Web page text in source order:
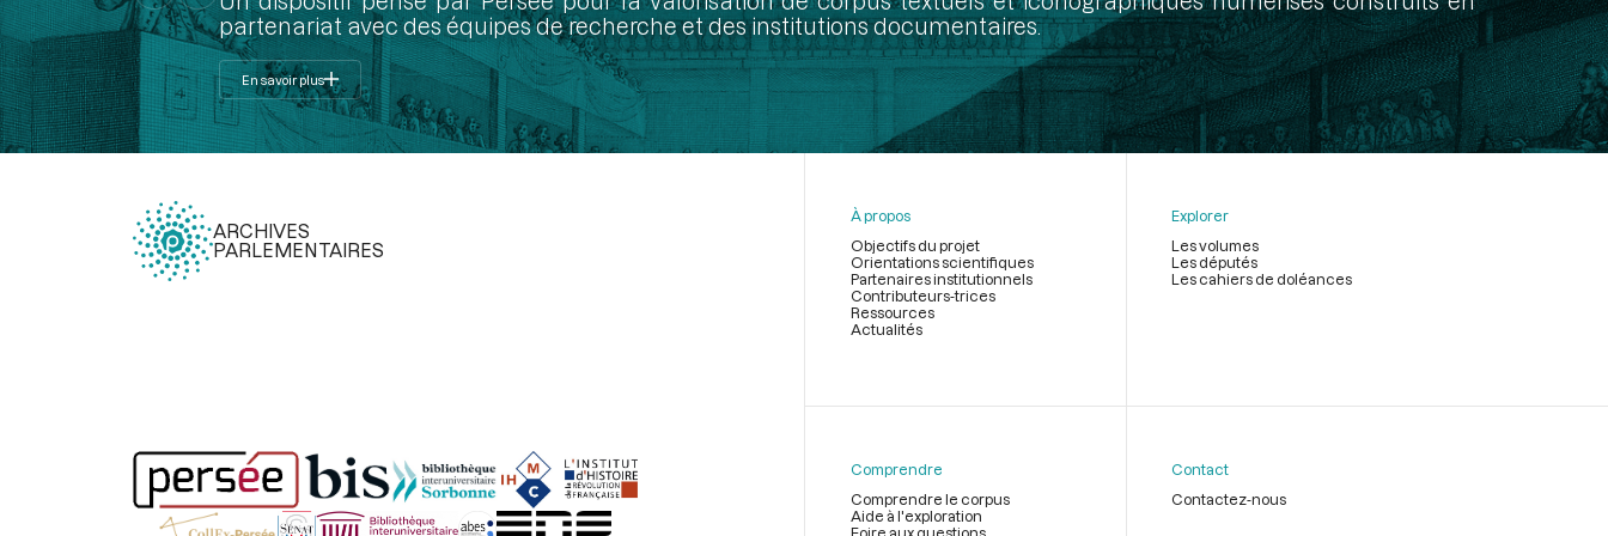
partenariat avec des équipes de recherche et des institutions documentaires.
En savoir plus
ARCHIVES
PARLEMENTAIRES
page
À propos
Objectifs du projet
Orientations scientifiques
Partenaires institutionnels
Contributeurs-trices
Ressources
Actualités
Explorer
Les volumes
Les députés
Les cahiers de doléances
Comprendre
Comprendre le corpus
Aide à l'exploration
Foire aux questions
Contact
Contactez-nous